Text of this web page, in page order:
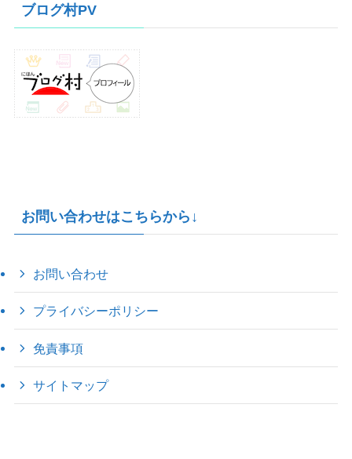
ブ
ブログ村PV
お問い合わせはこちらから↓
お問い合わせ
プライバシーポリシー
免責事項
サイトマップ